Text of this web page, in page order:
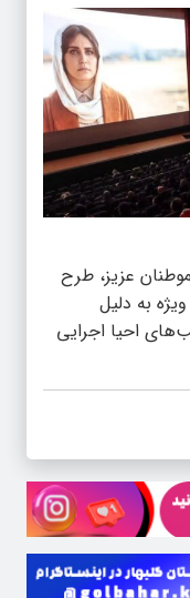
عزیز، طرح
به دلیل
احیا اجرایی